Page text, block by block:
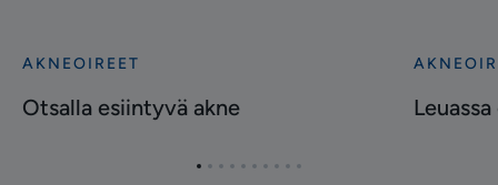
Tutustu
Otsalla
AKNEOIREET
Otsalla esiintyvä akne
Tutustu
Leuassa
Siirry
Siirry
Siirry
Siirry
Siirry
Siirry
Siirry
Siirry
Siirry
Siirry